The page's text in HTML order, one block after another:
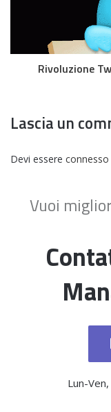
Rivoluzione
Lascia un
Devi essere connesso
Vuoi
Lun-